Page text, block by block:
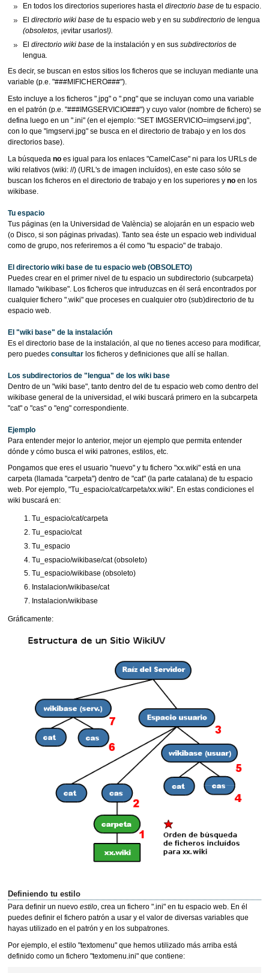
En todos los directorios superiores hasta el directorio basede tu espacio.
El directorio wiki basede tu espacio web y en su subdirectorio de lengua
(obsoletos, ¡evitar usarlos!).
El directorio wiki basede la instalación y en sus subdirectorios de
lengua.
Es decir, se buscan en estos sitios los ficheros que se incluyan mediante una
variable (p.e. "###MIFICHERO###").
Esto incluye a los ficheros ".jpg" o ".png" que se incluyan como una variable
en el patrón (p.e. "###IMGSERVICIO###") y cuyo valor (nombre de fichero) se
defina luego en un ".ini" (en el ejemplo: "SET IMGSERVICIO=imgservi.jpg",
con lo que "imgservi.jpg" se busca en el directorio de trabajo y en los dos
directorios base).
La búsqueda noes igual para los enlaces "CamelCase" ni para los URLs de
wiki relativos (wiki: //) (URL's de imagen incluídos), en este caso sólo se
buscan los ficheros en el directorio de trabajo y en los superiores y noen los
wikibase.
Tu espacio
Tus páginas (en la Universidad de València) se alojarán en un espacio web
(o Disco, si son páginas privadas). Tanto sea éste un espacio web individual
como de grupo, nos referiremos a él como "tu espacio" de trabajo.
El directorio wiki base de tu espacio web (OBSOLETO)
Puedes crear en el primer nivel de tu espacio un subdirectorio (subcarpeta)
llamado "wikibase". Los ficheros que intruduzcas en él será encontrados por
cualquier fichero ".wiki" que proceses en cualquier otro (sub)directorio de tu
espacio web.
El "wiki base" de la instalación
Es el directorio base de la instalación, al que no tienes acceso para modificar,
pero puedes consultarlos ficheros y definiciones que allí se hallan.
Los subdirectorios de "lengua" de los wiki base
Dentro de un "wiki base", tanto dentro del de tu espacio web como dentro del
wikibase general de la universidad, el wiki buscará primero en la subcarpeta
"cat" o "cas" o "eng" correspondiente.
Ejemplo
Para entender mejor lo anterior, mejor un ejemplo que permita entender
dónde y cómo busca el wiki patrones, estilos, etc.
Pongamos que eres el usuario "nuevo" y tu fichero "xx.wiki" está en una
carpeta (llamada "carpeta") dentro de "cat" (la parte catalana) de tu espacio
web. Por ejemplo, "Tu_espacio/cat/carpeta/xx.wiki". En estas condiciones el
wiki buscará en:
Tu_espacio/cat/carpeta
Tu_espacio/cat
Tu_espacio
Tu_espacio/wikibase/cat (obsoleto)
Tu_espacio/wikibase (obsoleto)
Instalacion/wikibase/cat
Instalacion/wikibase
Gráficamente:
Definiendo tu estilo
Para definir un nuevo estilo, crea un fichero ".ini" en tu espacio web. En él
puedes definir el fichero patrón a usar y el valor de diversas variables que
hayas utilizado en el patrón y en los subpatrones.
Por ejemplo, el estilo "textomenu" que hemos utilizado más arriba está
definido como un fichero "textomenu.ini" que contiene: